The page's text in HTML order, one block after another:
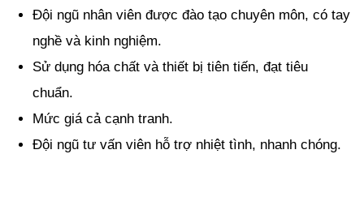
Đội ngũ nhân viên được đào tạo chuyên môn, có tay
nghề và kinh nghiệm.
Sử dụng hóa chất và thiết bị tiên tiến, đạt tiêu
chuẩn.
Mức giá cả cạnh tranh.
Đội ngũ tư vấn viên hỗ trợ nhiệt tình, nhanh chóng.